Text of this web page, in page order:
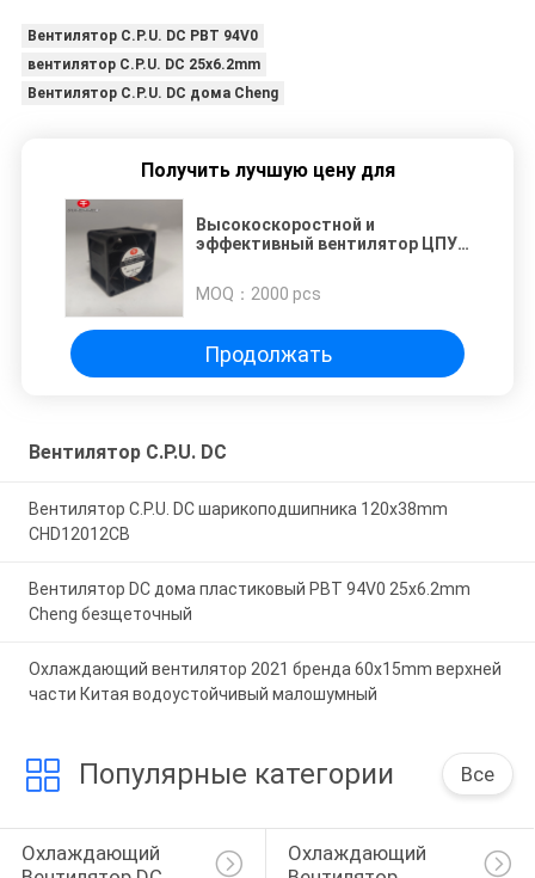
Вентилятор C.P.U. DC PBT 94V0
вентилятор C.P.U. DC 25x6.2mm
Вентилятор C.P.U. DC дома Cheng
Получить лучшую цену для
Высокоскоростной и
эффективный вентилятор ЦПУ
MOQ： 2000 pcs
Продолжать
Вентилятор C.P.U. DC
Вентилятор C.P.U. DC шарикоподшипника 120x38mm
CHD12012CB
Вентилятор DC дома пластиковый PBT 94V0 25x6.2mm
Cheng безщеточный
Охлаждающий вентилятор 2021 бренда 60x15mm верхней
части Китая водоустойчивый малошумный
Популярные категории Все
Охлаждающий
Охлаждающий